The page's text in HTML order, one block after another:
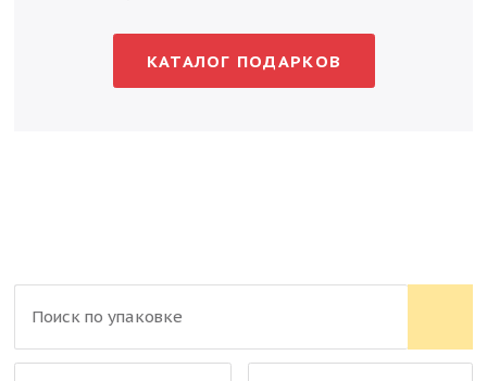
КАТАЛОГ ПОДАРКОВ